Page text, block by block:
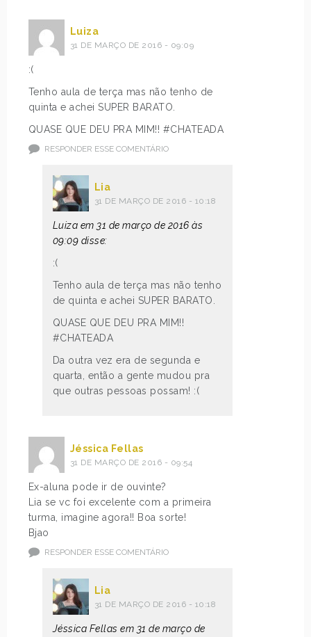
Luiza
31 DE MARÇO DE 2016 - 09:09
:(
Tenho aula de terça mas não tenho de
quinta e achei SUPER BARATO.
QUASE QUE DEU PRA MIM!! #CHATEADA
RESPONDER ESSE COMENTÁRIO
Lia
31 DE MARÇO DE 2016 - 10:18
Luiza em 31 de março de 2016 às
09:09 disse:
:(
Tenho aula de terça mas não tenho
de quinta e achei SUPER BARATO.
QUASE QUE DEU PRA MIM!!
#CHATEADA
Da outra vez era de segunda e
quarta, então a gente mudou pra
que outras pessoas possam! :(
Jéssica Fellas
31 DE MARÇO DE 2016 - 09:54
Ex-aluna pode ir de ouvinte?
Lia se vc foi excelente com a primeira
turma, imagine agora!! Boa sorte!
Bjao
RESPONDER ESSE COMENTÁRIO
Lia
31 DE MARÇO DE 2016 - 10:18
Jéssica Fellas em 31 de março de